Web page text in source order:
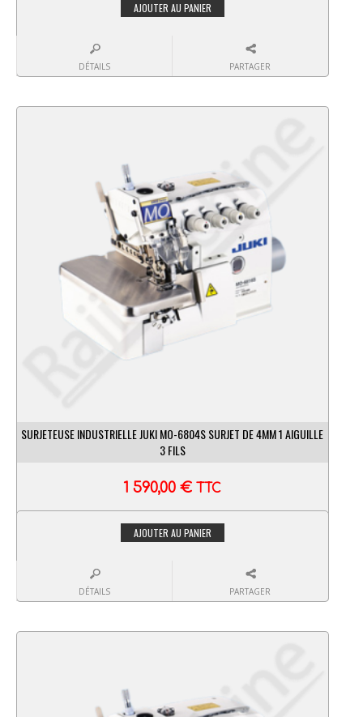
AJOUTER AU PANIER
DÉTAILS PARTAGER
SURJETEUSE INDUSTRIELLE JUKI MO-6804S SURJET DE 4MM 1 AIGUILLE
3 FILS
1 590,00€ TTC
AJOUTER AU PANIER
DÉTAILS PARTAGER